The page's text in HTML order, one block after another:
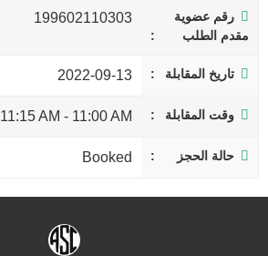
رقم عضوية
مقدم الطلب
199602110303
تاريخ المقابلة 2022-09-13
وقت المقابلة 11:00 AM
-
11:15 AM
حالة الحجز Booked